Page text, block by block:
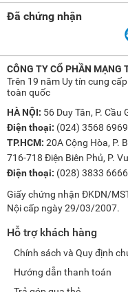
Đã chứng nhận
CÔNG TY CỔ PHẦN MẠNG
Trên 19 năm Uy tín cung
toàn quốc
HÀ NỘI: 56 Duy Tân, P. Cầu
Điện thoại: (024) 3568 6969
TP.HCM: 20A Cộng Hòa, P.
716-718 Điện Biên Phủ, P.
Điện thoại: (028) 3833 6666
Giấy chứng nhận ĐKDN/
Nội cấp ngày 29/03/2007.
Hỗ trợ khách hàng
Chính sách và Quy định
Hướng dẫn thanh toán